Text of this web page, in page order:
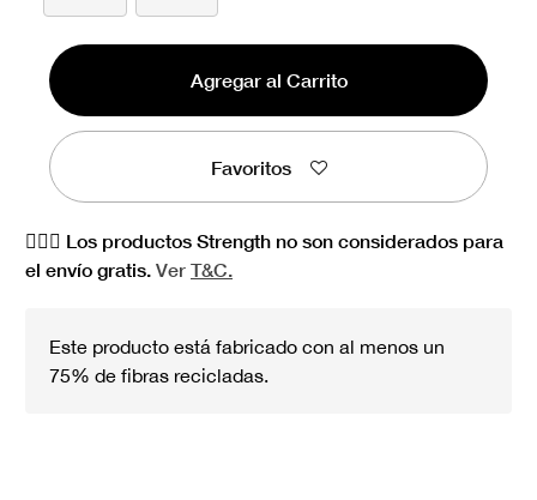
Agregar al Carrito
Favoritos
🏋🏻‍♀️ Los productos Strength no son considerados para
el envío gratis. Ver T&C.
Este producto está fabricado con al menos un
75% de fibras recicladas.